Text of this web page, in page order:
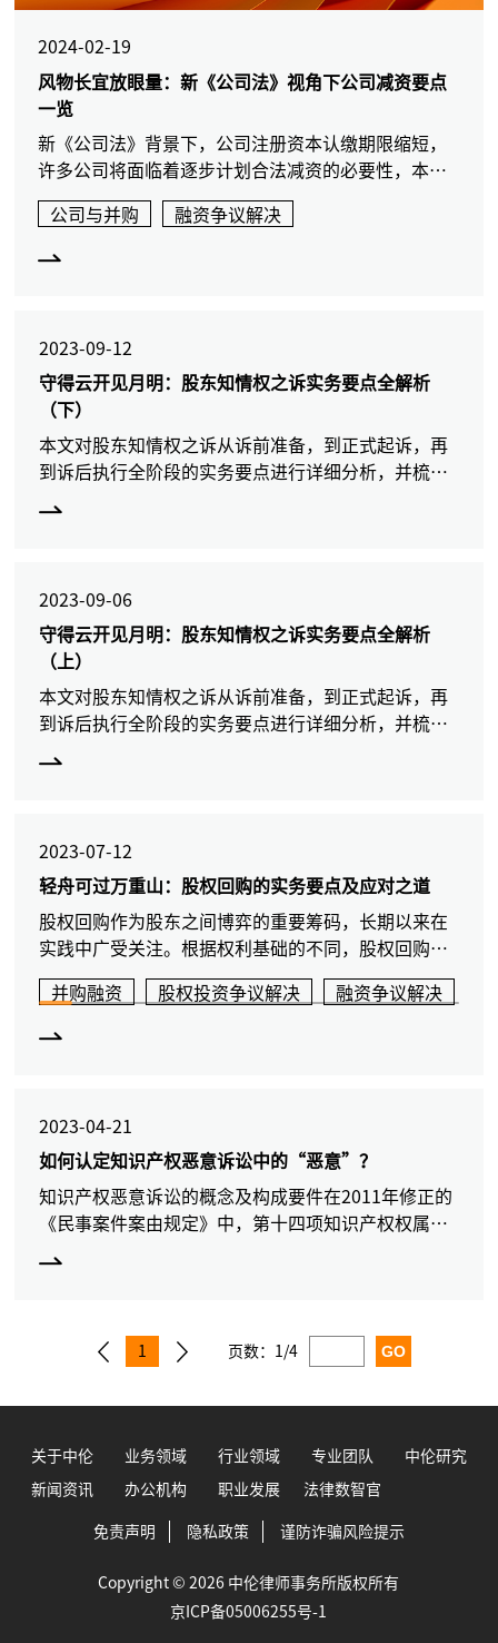
2024-02-19
风物长宜放眼量：新《公司法》视角下公司减资要点
一览
新《公司法》背景下，公司注册资本认缴期限缩短，
许多公司将面临着逐步计划合法减资的必要性，本文
从新法重点条款入手，结合司法实践判例对减资流程
的要点进行分析梳理，为读者提供了切实可行的建
议。
公司与并购 融资争议解决
2023-09-12
守得云开见月明：股东知情权之诉实务要点全解析
（下）
本文对股东知情权之诉从诉前准备，到正式起诉，再
到诉后执行全阶段的实务要点进行详细分析，并梳理
2023-09-06
守得云开见月明：股东知情权之诉实务要点全解析
（上）
本文对股东知情权之诉从诉前准备，到正式起诉，再
到诉后执行全阶段的实务要点进行详细分析，并梳理
2023-07-12
轻舟可过万重山：股权回购的实务要点及应对之道
股权回购作为股东之间博弈的重要筹码，长期以来在
实践中广受关注。根据权利基础的不同，股权回购分
为以《公司法》第74条为依据的法定回购，和以股东
与公司间协议为依据的约定回购。本文对两类回购的
要点进行分析，
并购融资 股权投资争议解决 融资争议解决
2023-04-21
如何认定知识产权恶意诉讼中的“恶意”？
知识产权恶意诉讼的概念及构成要件在2011年修正的
《民事案件案由规定》中，第十四项知识产权权属、
1 页数： 1/4
关于中伦 业务领域 行业领域 专业团队 中伦研究
新闻资讯 办公机构 职业发展 法律数智官
免责声明 隐私政策 谨防诈骗风险提示
Copyright © 2026 中伦律师事务所版权所有
京ICP备05006255号-1